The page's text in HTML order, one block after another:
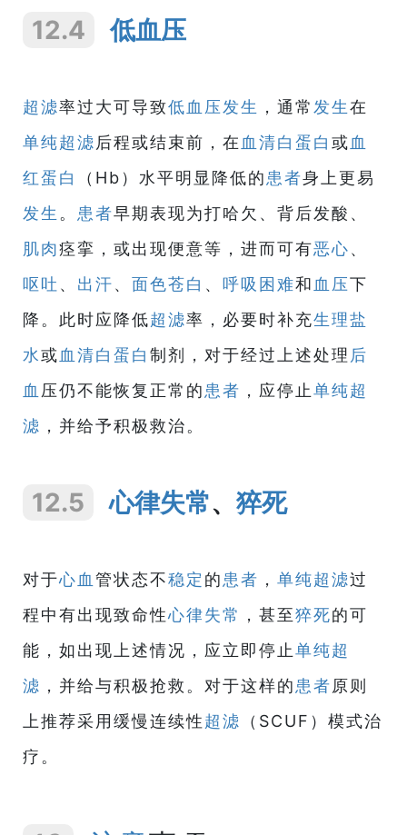
12.4 低血压
超滤率过大可导致低血压发生 ，通常 发生在
单纯超滤 后程或结束前，在 血清白蛋白 或血
红蛋白
（Hb）水平明显降低的患者身上更易
发生 。 患者早期表现为打哈欠、背后发酸、
肌肉痉挛，或出现便意等，进而可有恶心、
呕吐 、 出汗、 面色苍白 、 呼吸困难和 血压下
降。此时应降低超滤率，必要时补充生理盐
水或血清白蛋白 制剂，对于经过上述处理 后
血 压仍不能恢复正常的患者 ，应停止单纯超
滤 ，并给予积极救治。
12.5 心律失常、 猝死
对于心血 管状态不稳定 的患者 ， 单纯超滤过
程中有出现致命性心律失常 ，甚至猝死的可
能，如出现上述情况，应立即停止单纯超
滤 ，并给与积极抢救。对于这样的患者原则
上推荐采用缓慢连续性超滤
（SCUF）模式治
疗。